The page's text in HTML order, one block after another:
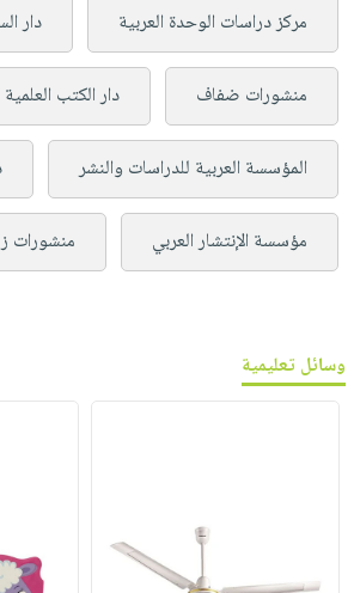
مركز دراسات الوحدة العربية دار
منشورات ضفاف دار الكتب العلمية
المؤسسة العربية للدراسات والنشر
مؤسسة الإنتشار العربي منشورات
وسائل تعليمية